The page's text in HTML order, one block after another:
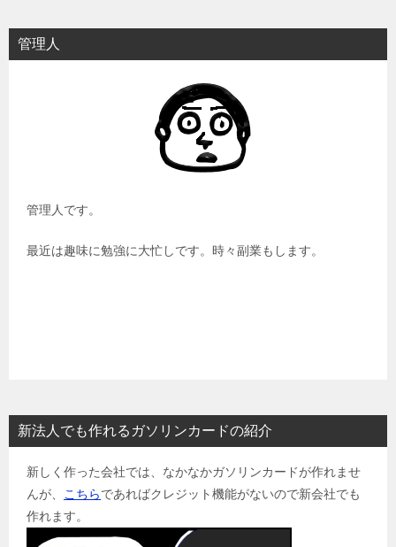
管理人
管理人です。
最近は趣味に勉強に大忙しです。時々副業もします。
新法人でも作れるガソリンカードの紹介
新しく作った会社では、なかなかガソリンカードが作れませ
んが、 こちらであればクレジット機能がないので新会社でも
作れます。